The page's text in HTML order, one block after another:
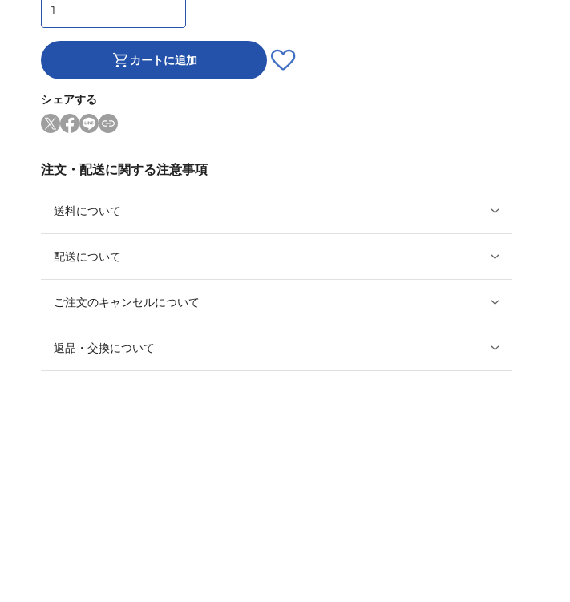
カートに追加
シェアする
注文・配送に関する注意事項
送料について
配送について
ご注文のキャンセルについて
返品・交換について